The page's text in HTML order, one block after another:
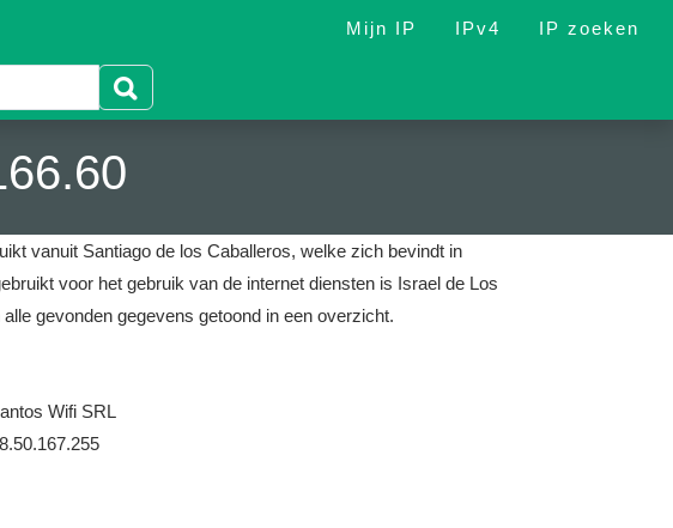
Mijn IP IPv4 IP zoeken
vanuit Santiago de los Caballeros, welke zich bevindt in
voor het gebruik van de internet diensten is Israel de Los
gevonden gegevens getoond in een overzicht.
Wifi SRL